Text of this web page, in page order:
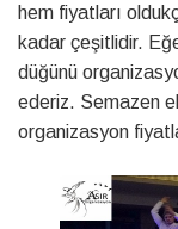
hem fiyatları
kadar çeşitlidir.
düğünü
ederiz. Semazen
organizasyon